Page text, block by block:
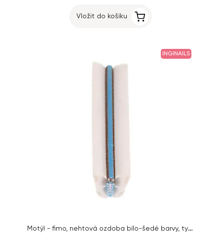
Vložit do košíku
INGINAILS
Motýl - fimo, nehtová ozdoba bílo-šedé barvy, tyčinka